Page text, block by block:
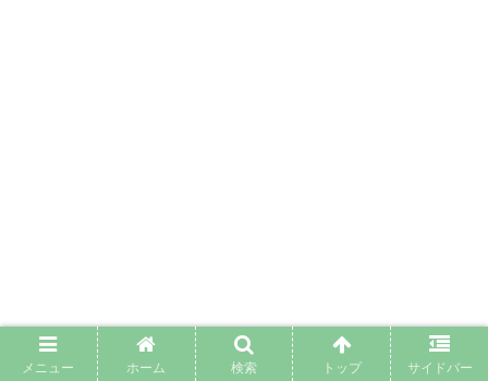
メニュー ホーム 検索 トップ サイドバー